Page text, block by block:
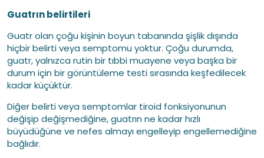
Guatrın belirtileri
Guatr olan çoğu kişinin boyun tabanında şişlik dışında
hiçbir belirti veya semptomu yoktur. Çoğu durumda,
guatr, yalnızca rutin bir tıbbi muayene veya başka bir
durum için bir görüntüleme testi sırasında keşfedilecek
kadar küçüktür.
Diğer belirti veya semptomlar tiroid fonksiyonunun
değişip değişmediğine, guatrın ne kadar hızlı
büyüdüğüne ve nefes almayı engelleyip engellemediğine
bağlıdır.